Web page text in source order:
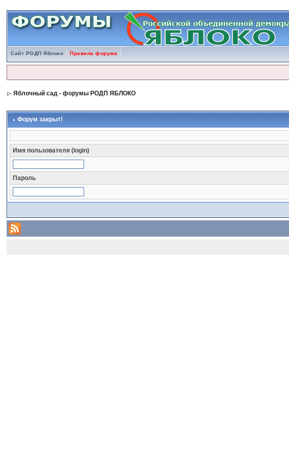
Сайт РОДП Яблоко Правила форума
Яблочный сад - форумы РОДП ЯБЛОКО
Форум закрыт!
Имя пользователя (login)
Пароль